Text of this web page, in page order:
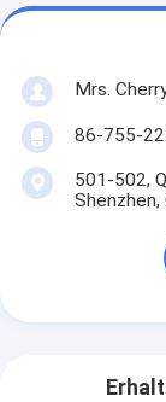
Mrs.
86-755-
501-502,
Shenzhen,